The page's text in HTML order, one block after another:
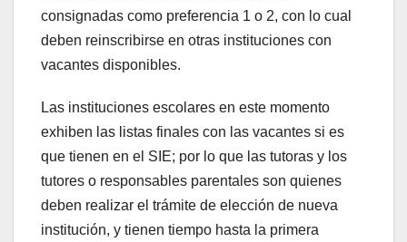
consignadas como preferencia 1 o 2, con lo cual
deben reinscribirse en otras instituciones con
vacantes disponibles.
Las instituciones escolares en este momento
exhiben las listas finales con las vacantes si es
que tienen en el SIE; por lo que las tutoras y los
tutores o responsables parentales son quienes
deben realizar el trámite de elección de nueva
institución, y tienen tiempo hasta la primera